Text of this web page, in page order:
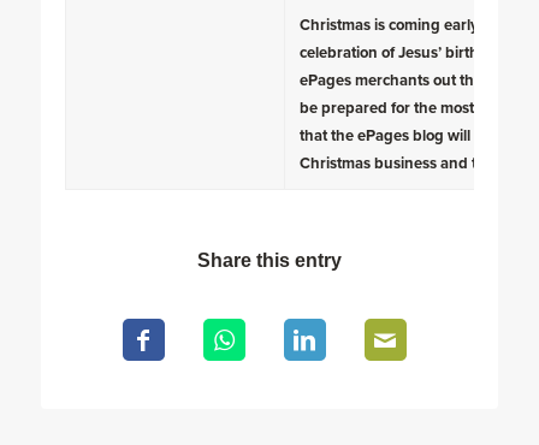
Christmas is coming early this
celebration of Jesus’ birth and to
ePages merchants out there this
be prepared for the most
that the ePages blog will feature
Christmas business and the right
Share this entry